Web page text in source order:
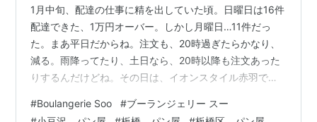
1月中旬、配達の仕事に精を出していた頃。日曜日は16件
配達できた、1万円オーバー。しかし月曜日…11件だっ
た。まあ平日だからね。注文も、20時過ぎたらかなり、
減る。雨降ってたり、土日なら、20時以降も注文あった
りするんだけどね。その日は、イオンスタイル赤羽で待
かった。赤羽といえば、北区最大の繁華街のはずなの
#Boulangerie Soo #ブーランジェリー スー